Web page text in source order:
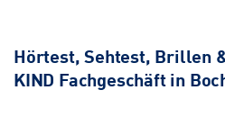
Hörakustik
Hörtest, Sehtest, Brillen
KIND Fachgeschäft in